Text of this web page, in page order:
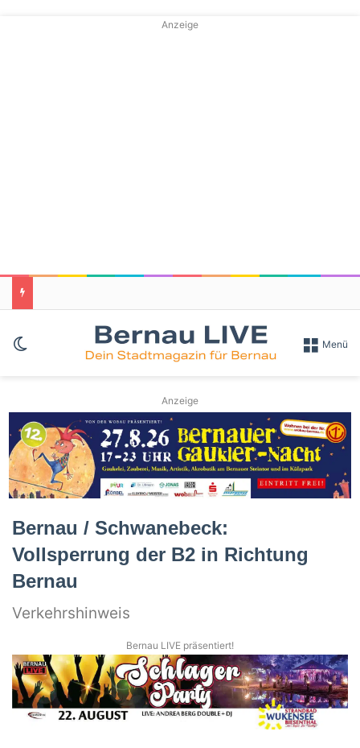
Anzeige
Skin umschalten Menü
Anzeige
Bernau / Schwanebeck:
Vollsperrung der B2 in Richtung
Bernau
Verkehrshinweis
Bernau LIVE präsentiert!